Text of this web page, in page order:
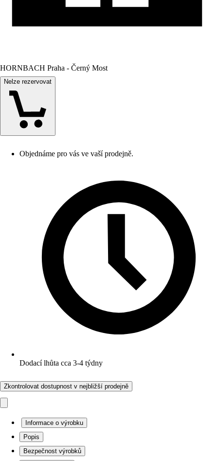
HORNBACH Praha - Černý Most
Nelze rezervovat
Objednáme pro vás ve vaší prodejně.
Dodací lhůta cca 3-4 týdny
Zkontrolovat dostupnost v nejbližší prodejně
Informace o výrobku
Popis
Bezpečnost výrobků